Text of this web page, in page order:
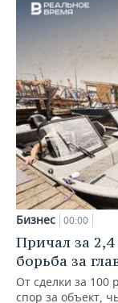
Бизнес 00:00
Причал за
борьба за
От сделки за 100
спор за объект,